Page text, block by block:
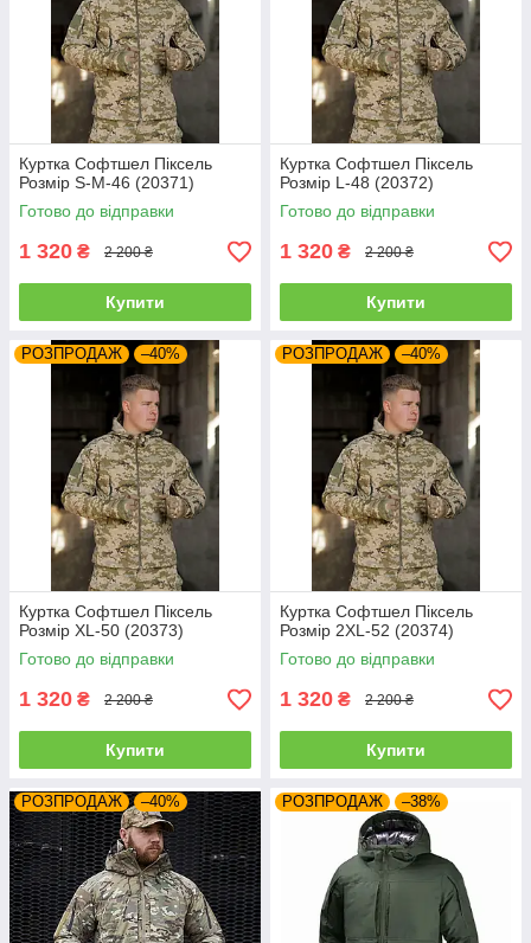
Куртка Софтшел Піксель
Розмір S-M-46 (20371)
Готово до відправки
1 320 ₴ 2 200 ₴
Купити
Куртка Софтшел Піксель
Розмір L-48 (20372)
Готово до відправки
1 320 ₴ 2 200 ₴
Купити
РОЗПРОДАЖ –40%
Куртка Софтшел Піксель
Розмір XL-50 (20373)
Готово до відправки
1 320 ₴ 2 200 ₴
Купити
РОЗПРОДАЖ –40%
Куртка Софтшел Піксель
Розмір 2XL-52 (20374)
Готово до відправки
1 320 ₴ 2 200 ₴
Купити
РОЗПРОДАЖ –40% РОЗПРОДАЖ –38%